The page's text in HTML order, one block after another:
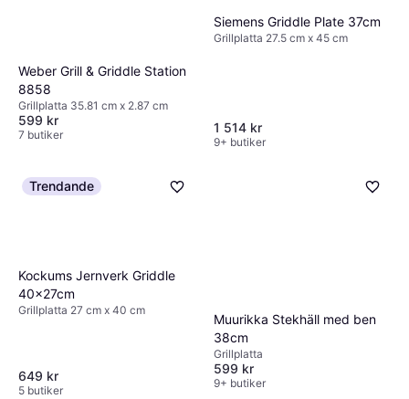
Weber Grill & Griddle Station
8858
Grillplatta 35.81 cm x 2.87 cm
599 kr
7 butiker
Siemens Griddle Plate 37cm
Grillplatta 27.5 cm x 45 cm
1 514 kr
9+ butiker
Trendande
Kockums Jernverk Griddle
40x27cm
Grillplatta 27 cm x 40 cm
649 kr
5 butiker
Muurikka Stekhäll med ben
38cm
Grillplatta
599 kr
9+ butiker